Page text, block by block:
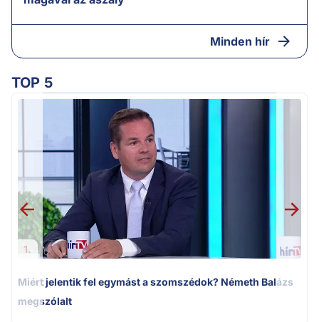
Minden hír
TOP 5
1.
Miért jelentik fel egymást a szomszédok? Németh Balázs
megszólalt